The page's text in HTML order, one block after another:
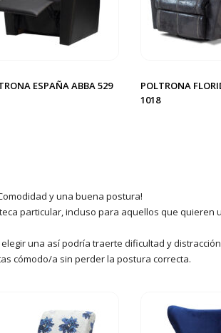
ESPAÑA ABBA 529
POLTRONA
1018
y una buena postura!
particular, incluso para aquellos que quieren
una así podría traerte dificultad y
cómodo/a sin perder la postura correcta.